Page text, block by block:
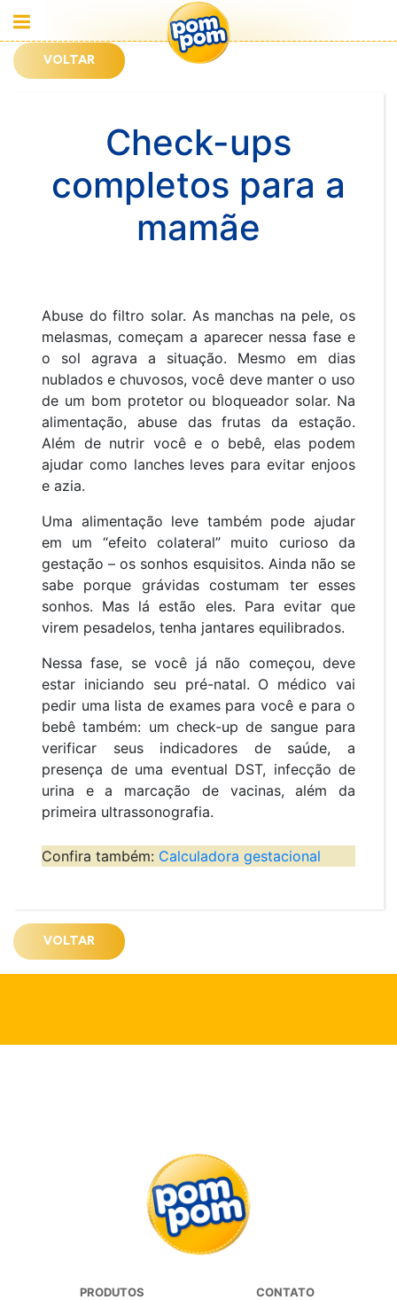
VOLTAR
Check-ups
completos para a
mamãe
Abuse do filtro solar. As manchas na pele, os
melasmas, começam a aparecer nessa fase e
o sol agrava a situação. Mesmo em dias
nublados e chuvosos, você deve manter o uso
de um bom protetor ou bloqueador solar. Na
alimentação, abuse das frutas da estação.
Além de nutrir você e o bebê, elas podem
ajudar como lanches leves para evitar enjoos
e azia.
Uma alimentação leve também pode ajudar
em um “efeito colateral” muito curioso da
gestação – os sonhos esquisitos. Ainda não se
sabe porque grávidas costumam ter esses
sonhos. Mas lá estão eles. Para evitar que
virem pesadelos, tenha jantares equilibrados.
Nessa fase, se você já não começou, deve
estar iniciando seu pré-natal. O médico vai
pedir uma lista de exames para você e para o
bebê também: um check-up de sangue para
verificar seus indicadores de saúde, a
presença de uma eventual DST, infecção de
urina e a marcação de vacinas, além da
primeira ultrassonografia.
Confira também: Calculadora gestacional
VOLTAR
PRODUTOS
CONTATO